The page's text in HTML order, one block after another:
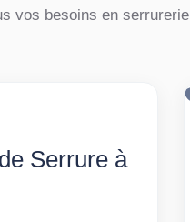
vos besoins en serrurerie
Serrure à